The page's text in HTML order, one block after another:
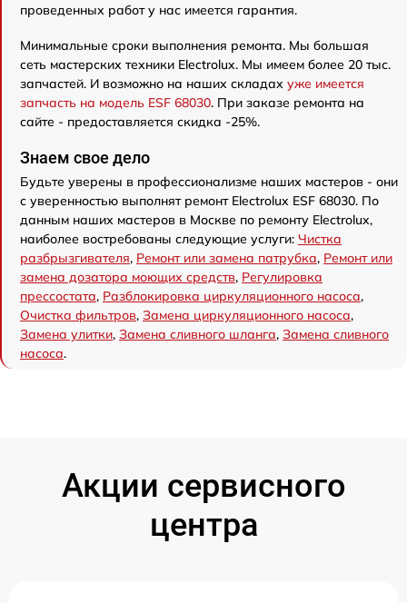
проведенных работ у нас имеется гарантия.
Минимальные сроки выполнения ремонта. Мы большая
сеть мастерских техники Electrolux. Мы имеем более 20 тыс.
запчастей. И возможно на наших складах уже имеется
запчасть на модель ESF 68030. При заказе ремонта на
сайте - предоставляется скидка -25%.
Знаем свое дело
Будьте уверены в профессионализме наших мастеров - они
с уверенностью выполнят ремонт Electrolux ESF 68030. По
данным наших мастеров в Москве по ремонту Electrolux,
наиболее востребованы следующие услуги: Чистка
разбрызгивателя, Ремонт или замена патрубка, Ремонт или
замена дозатора моющих средств, Регулировка
прессостата, Разблокировка циркуляционного насоса,
Очистка фильтров, Замена циркуляционного насоса,
Замена улитки, Замена сливного шланга, Замена сливного
насоса.
Акции сервисного
центра